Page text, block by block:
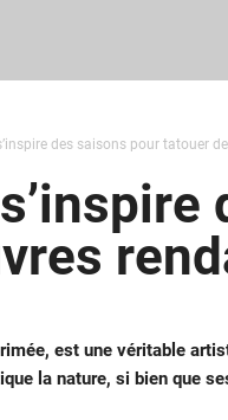
des saisons pour tatouer
est une véritable
la nature, si bien que